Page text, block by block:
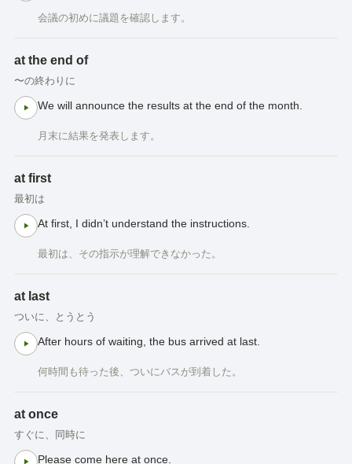
会議の初めに議題を確認します。
at the end of
〜の終わりに
We will announce the results at the end of the month.
月末に結果を発表します。
at first
最初は
At first, I didn’t understand the instructions.
最初は、その指示が理解できなかった。
at last
ついに、とうとう
After hours of waiting, the bus arrived at last.
何時間も待った後、ついにバスが到着した。
at once
すぐに、同時に
Please come here at once.